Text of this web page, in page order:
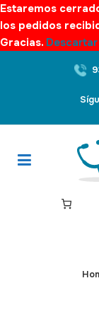
Estaremos
los pedidos
Gracias. Descartar